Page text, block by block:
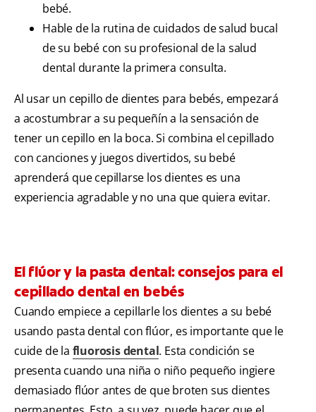
bebé.
Hable de la rutina de cuidados de salud bucal
de su bebé con su profesional de la salud
dental durante la primera consulta.
Al usar un cepillo de dientes para bebés, empezará
a acostumbrar a su pequeñín a la sensación de
tener un cepillo en la boca. Si combina el cepillado
con canciones y juegos divertidos, su bebé
aprenderá que cepillarse los dientes es una
experiencia agradable y no una que quiera evitar.
El flúor y la pasta dental: consejos para el
cepillado dental en bebés
Cuando empiece a cepillarle los dientes a su bebé
usando pasta dental con flúor, es importante que le
cuide de la fluorosis dental. Esta condición se
presenta cuando una niña o niño pequeño ingiere
demasiado flúor antes de que broten sus dientes